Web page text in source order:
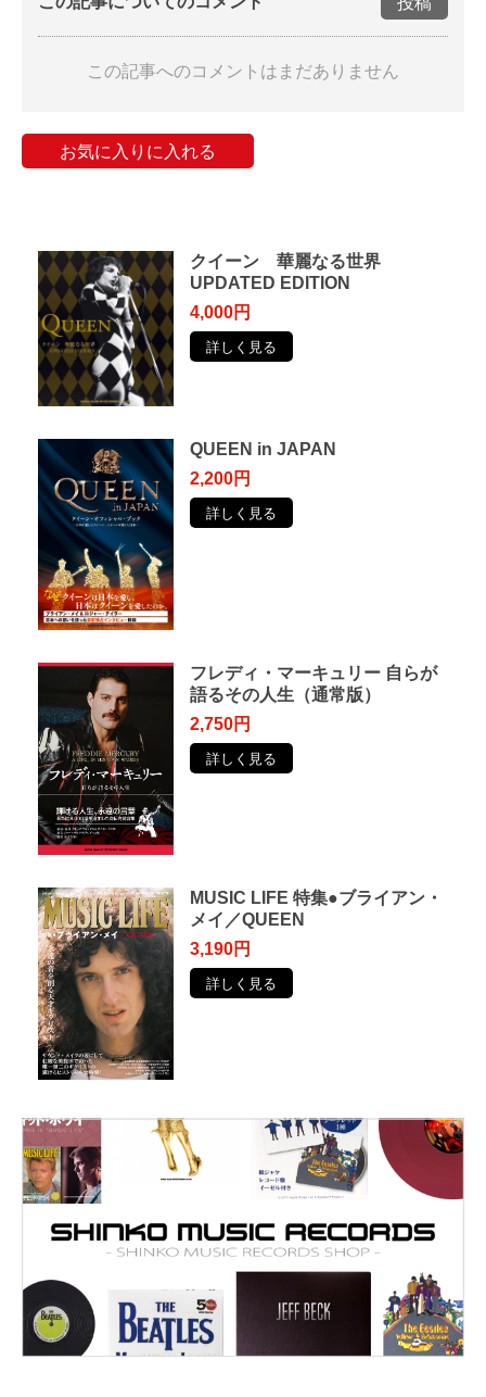
この記事へのコメントはまだありません
お気に入りに入れる
クイーン 華麗なる世界
UPDATED EDITION
4,000円
詳しく見る
QUEEN in JAPAN
2,200円
詳しく見る
フレディ・マーキュリー ⾃らが
語るその⼈⽣（通常版）
2,750円
詳しく見る
MUSIC LIFE 特集●ブライアン・
メイ／QUEEN
3,190円
詳しく見る